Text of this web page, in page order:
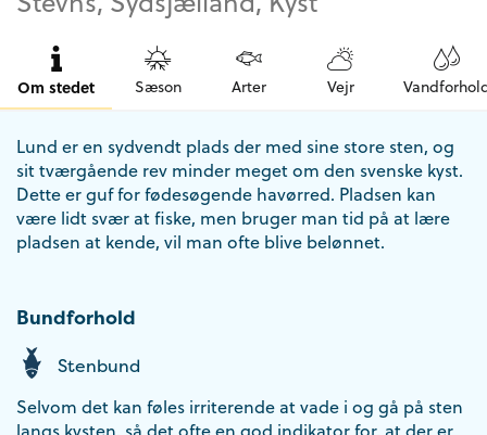
Om stedet Sæson Arter Vejr
Lund er en sydvendt plads der med sine store sten, og
sit tværgående rev minder meget om den svenske kyst.
Dette er guf for fødesøgende havørred. Pladsen kan
være lidt svær at fiske, men bruger man tid på at lære
pladsen at kende, vil man ofte blive belønnet.
Bundforhold
Stenbund
Selvom det kan føles irriterende at vade i og gå på sten
langs kysten, så det ofte en god indikator for, at der er